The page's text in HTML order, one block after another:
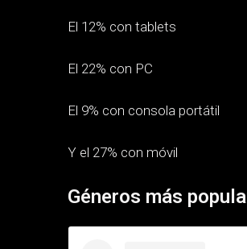
El 12% con tablets
El 22% con PC
El 9% con consola portátil
Y el 27% con móvil
Géneros más